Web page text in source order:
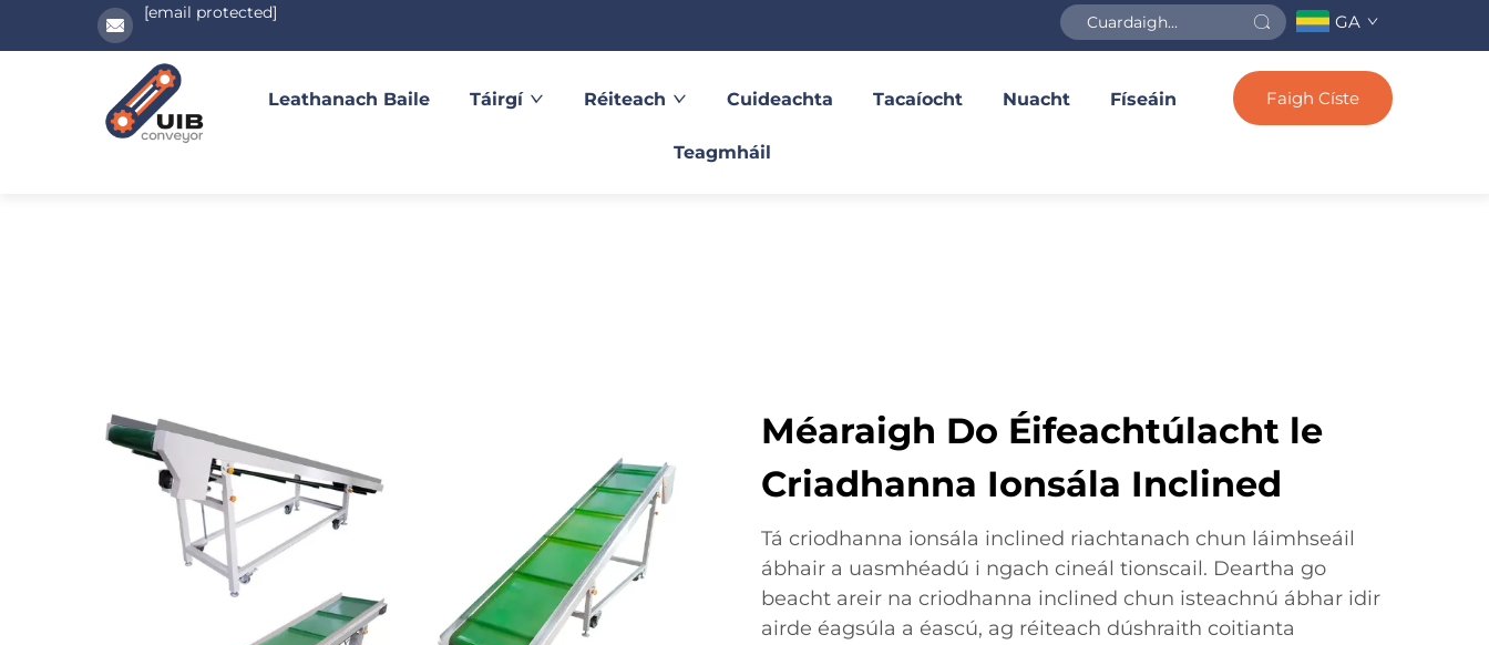
[email protected] GA
Leathanach Baile Táirgí Réiteach Cuideachta Tacaíocht Nuacht Físeáin
Teagmháil
Faigh Císte
Méaraigh Do Éifeachtúlacht le
Criadhanna Ionsála Inclined
Tá criodhanna ionsála inclined riachtanach chun láimhseáil
ábhair a uasmhéadú i ngach cineál tionscail. Deartha go
beacht areir na criodhanna inclined chun isteachnú ábhar idir
airde éagsúla a éascú, ag réiteach dúshraith coitianta